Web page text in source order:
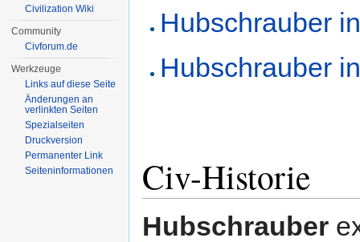
Hubschrauber
Hubschrauber
Civ-Historie
Hubschrauber
Civilization Wiki
Community
Civforum.de
Werkzeuge
Links auf diese Seite
Änderungen an
verlinkten Seiten
Spezialseiten
Druckversion
Permanenter Link
Seiten­informationen